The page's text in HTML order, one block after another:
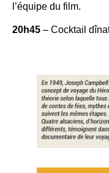
l’équipe du film.
20h45 – Cocktail